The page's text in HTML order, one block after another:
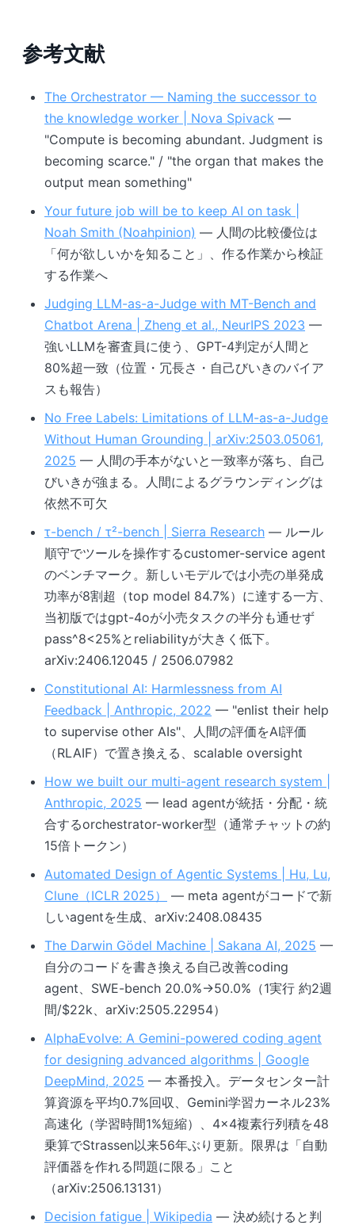
参考文献
The Orchestrator — Naming the successor to
the knowledge worker | Nova Spivack —
"Compute is becoming abundant. Judgment is
becoming scarce." / "the organ that makes the
output mean something"
Your future job will be to keep AI on task |
Noah Smith (Noahpinion) — 人間の比較優位は
「何が欲しいかを知ること」、作る作業から検証
する作業へ
Judging LLM-as-a-Judge with MT-Bench and
Chatbot Arena | Zheng et al., NeurIPS 2023 —
強いLLMを審査員に使う、GPT-4判定が人間と
80%超一致（位置・冗長さ・自己びいきのバイア
スも報告）
No Free Labels: Limitations of LLM-as-a-Judge
Without Human Grounding | arXiv:2503.05061,
2025 — 人間の手本がないと一致率が落ち、自己
びいきが強まる。人間によるグラウンディングは
依然不可欠
τ-bench / τ²-bench | Sierra Research — ルール
順守でツールを操作するcustomer-service agent
のベンチマーク。新しいモデルでは小売の単発成
功率が8割超（top model 84.7%）に達する一方、
当初版ではgpt-4oが小売タスクの半分も通せず
pass^8<25%とreliabilityが大きく低下。
arXiv:2406.12045 / 2506.07982
Constitutional AI: Harmlessness from AI
Feedback | Anthropic, 2022 — "enlist their help
to supervise other AIs"、人間の評価をAI評価
（RLAIF）で置き換える、scalable oversight
How we built our multi-agent research system |
Anthropic, 2025 — lead agentが統括・分配・統
合するorchestrator-worker型（通常チャットの約
15倍トークン）
Automated Design of Agentic Systems | Hu, Lu,
Clune（ICLR 2025）
— meta agentがコードで新
しいagentを生成、arXiv:2408.08435
The Darwin Gödel Machine | Sakana AI, 2025 —
自分のコードを書き換える自己改善coding
agent、SWE-bench 20.0%→50.0%（1実行 約2週
間/$22k、arXiv:2505.22954）
AlphaEvolve: A Gemini-powered coding agent
for designing advanced algorithms | Google
DeepMind, 2025 — 本番投入。データセンター計
算資源を平均0.7%回収、Gemini学習カーネル23%
高速化（学習時間1%短縮）、4×4複素行列積を48
乗算でStrassen以来56年ぶり更新。限界は「自動
評価器を作れる問題に限る」こと
（arXiv:2506.13131）
Decision fatigue | Wikipedia — 決め続けると判